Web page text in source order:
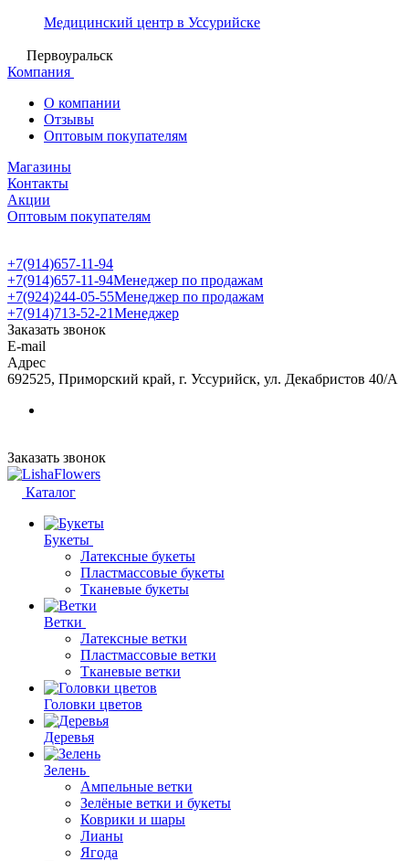
Медицинский центр в Уссурийске
Первоуральск
Компания
О компании
Отзывы
Оптовым покупателям
Магазины
Контакты
Акции
Оптовым покупателям
+7(914)657-11-94
+7(914)657-11-94Менеджер по продажам
+7(924)244-05-55Менеджер по продажам
+7(914)713-52-21Менеджер
Заказать звонок
E-mail
Адрес
692525, Приморский край, г. Уссурийск, ул. Декабристов 40/А
Заказать звонок
Каталог
Букеты
Латексные букеты
Пластмассовые букеты
Тканевые букеты
Ветки
Латексные ветки
Пластмассовые ветки
Тканевые ветки
Головки цветов
Деревья
Зелень
Ампельные ветки
Зелёные ветки и букеты
Коврики и шары
Лианы
Ягода